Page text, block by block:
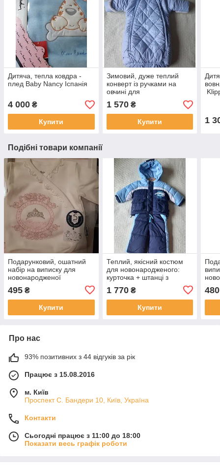
Дитяча, тепла ковдра -
плед Вaby Nancy Іспанія
4 000 ₴
Купити
Зимовий, дуже теплий
конверт із ручками на
овчині для
(блакитний)
1 570₴
Купити 1
Подібні товари компанії
Подарунковий, ошатний
набір на виписку для
новонародженої
495 ₴
Купити
Теплий, якісний костюм
для новонародженого:
курточка + штанці з
нагрудником для хлопчика
62-68 TUP-TUP
1 770₴
Купити
480
Про нас
93% позитивних з 44 відгуків за рік
Працює з 15.08.2016
м. Київ
Проспект С. Бандери 10, Київ, Україна
Контакти
Сьогодні працює з 11:00 до 18:00
Показати весь графік роботи